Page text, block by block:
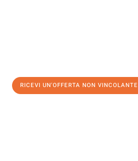
RICEVI UN'OFFERTA NON VINCOLANTE